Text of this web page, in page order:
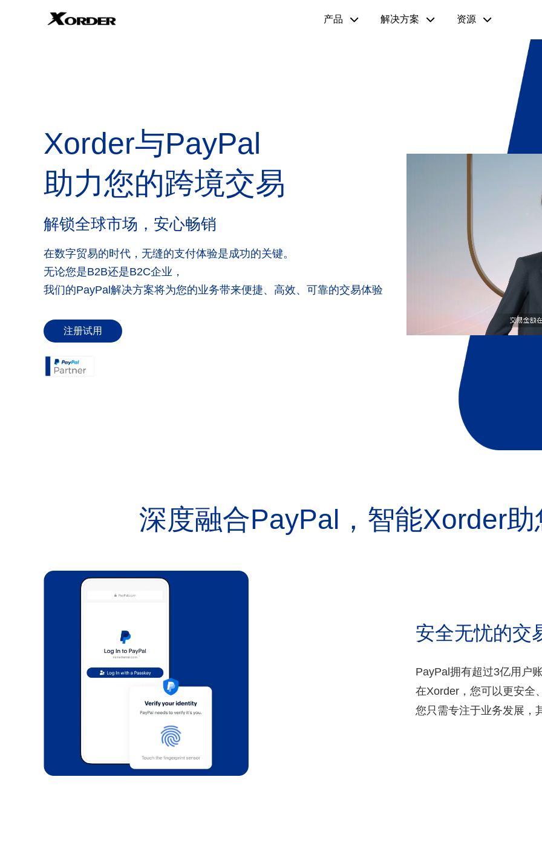
产品 解决方案 资源
Xorder与PayPal
助力您的跨境交易
解锁全球市场，安心畅销
在数字贸易的时代，无缝的支付体验是成功的关键。
无论您是B2B还是B2C企业，
我们的PayPal解决方案将为您的业务带来便捷、高效、可靠的交易体验
注册试用
深度融合PayPal，智能Xorder
安全无忧的交
PayPal拥有超过3亿用户
在Xorder，您可以更安全
您只需专注于业务发展，